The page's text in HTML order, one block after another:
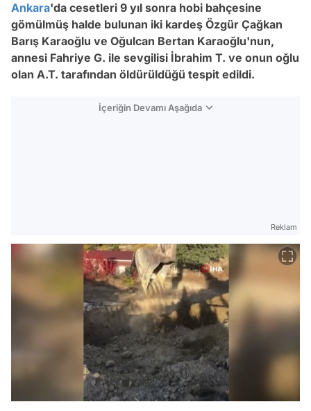
Ankara'da cesetleri 9 yıl sonra hobi bahçesine
gömülmüş halde bulunan iki kardeş Özgür Çağkan
Barış Karaoğlu ve Oğulcan Bertan Karaoğlu'nun,
annesi Fahriye G. ile sevgilisi İbrahim T. ve onun oğlu
olan A.T. tarafından öldürüldüğü tespit edildi.
İçeriğin Devamı Aşağıda
Reklam